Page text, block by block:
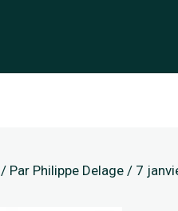
/ Par Philippe Delage / 7